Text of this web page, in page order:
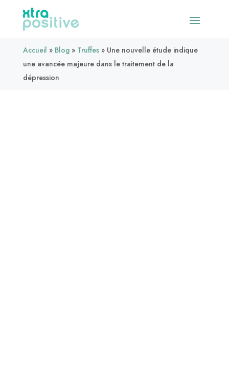
Accueil » Blog » Truffes »Une nouvelle étude indique
une avancée majeure dans le traitement de la
dépression